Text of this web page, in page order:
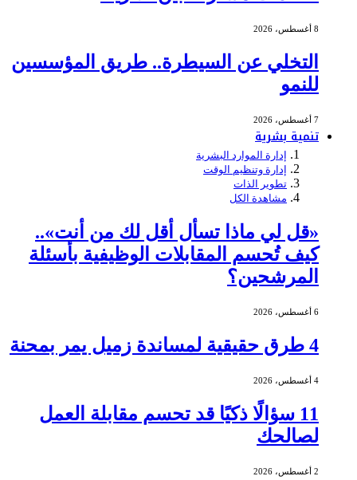
8 أغسطس، 2026
التخلي عن السيطرة.. طريق المؤسسين
للنمو
7 أغسطس، 2026
تنمية بشرية
إدارة الموارد البشرية
إدارة وتنظيم الوقت
تطوير الذات
مشاهدة الكل
«قل لي ماذا تسأل أقل لك من أنت»..
كيف تُحسم المقابلات الوظيفية بأسئلة
المرشحين؟
6 أغسطس، 2026
4 طرق حقيقية لمساندة زميل يمر بمحنة
4 أغسطس، 2026
11 سؤالًا ذكيًا قد تحسم مقابلة العمل
لصالحك
2 أغسطس، 2026